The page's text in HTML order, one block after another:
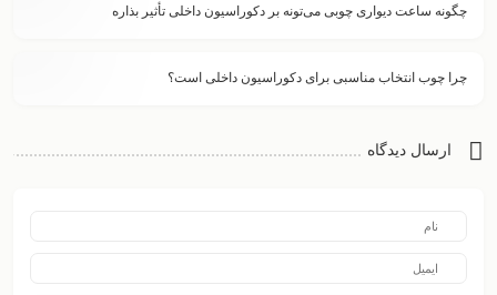
چگونه ساعت دیواری چوبی می‌تونه بر دکوراسیون داخلی تأثیر بذاره
چرا چوب انتخاب مناسبی برای دکوراسیون داخلی است؟
ارسال دیدگاه